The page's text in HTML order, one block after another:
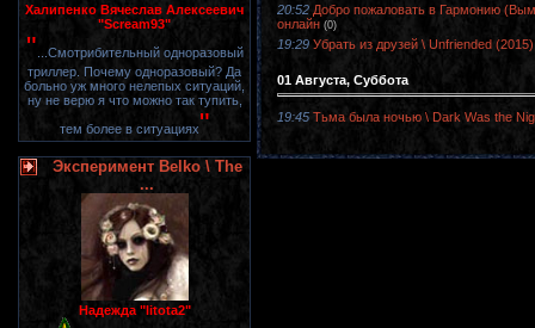
Халипенко Вячеслав Алексеевич
"Scream93"
" ...Смотрибительный одноразовый
триллер. Почему одноразовый? Да
больно уж много нелепых ситуаций,
ну не верю я что можно так тупить,
тем более в ситуациях"
Эксперимент Belko \ The
...
Надежда "litota2"
20:52 Добро пожаловать в Гармонию
онлайн (0)
19:29 Убрать из друзей \ Unfriended
01 Августа, Суббота
19:45 Тьма была ночью \ Dark Was the